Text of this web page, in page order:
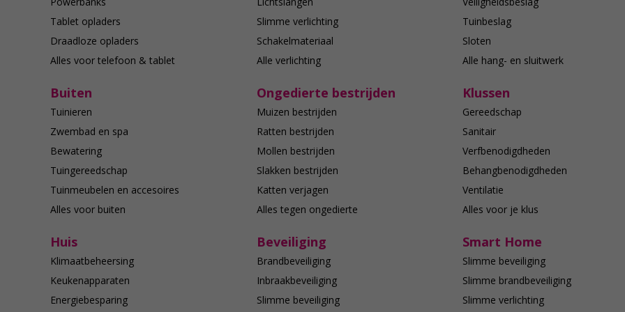
Tablet opladers
Draadloze opladers
Alles voor telefoon & tablet
Slimme verlichting
Schakelmateriaal
Alle verlichting
Tuinbeslag
Sloten
Alle hang- en sluitwerk
Buiten
Tuinieren
Zwembad en spa
Bewatering
Tuingereedschap
Tuinmeubelen en accesoires
Alles voor buiten
Ongedierte bestrijden
Muizen bestrijden
Ratten bestrijden
Mollen bestrijden
Slakken bestrijden
Katten verjagen
Alles tegen ongedierte
Klussen
Gereedschap
Sanitair
Verfbenodigdheden
Behangbenodigdheden
Ventilatie
Alles voor je klus
Huis
Klimaatbeheersing
Keukenapparaten
Energiebesparing
Beveiliging
Brandbeveiliging
Inbraakbeveiliging
Slimme beveiliging
Smart Home
Slimme beveiliging
Slimme brandbeveiliging
Slimme verlichting